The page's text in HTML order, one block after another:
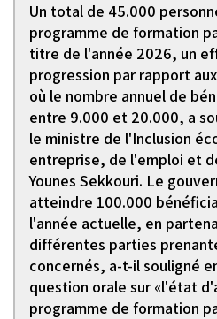
Un total de 45.000
programme de formation
titre de l'année 2026, un
progression par rapport
où le nombre annuel de
entre 9.000 et 20.000, a
le ministre de l'Inclusion
entreprise, de l'emploi et
Younes Sekkouri. Le
atteindre 100.000
l'année actuelle, en
différentes parties
concernés, a-t-il souligné
question orale sur «l'état
programme de formation